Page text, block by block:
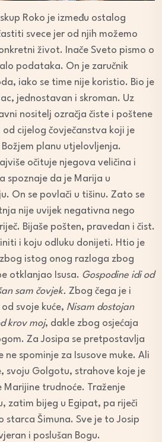
Roko je između ostalog
svece jer od njih možemo
život. Inače Sveto pismo o
podataka. On je zaručnik
iako se time nije koristio. Bio je
jednostavan i skroman. Uz
nositelj ozračja čiste i poštene
cijelog čovječanstva koji je
planu utjelovljenja.
očituje njegova veličina i
spoznaje da je Marija u
On se povlači u tišinu. Zato se
nije uvijek negativna nego
Bijaše pošten, pravedan i čist.
i koju odluku donijeti. Htio je
istog onog razloga zbog
otklanjao Isusa. Gospodine idi od
sam čovjek. Zbog čega je i
svoje kuće, Nisam dostojan
krov moj, dakle zbog osjećaja
Za Josipa se pretpostavlja
ne spominje za Isusove muke. Ali
svoju Golgotu, strahove koje je
trudnoće. Traženje
zatim bijeg u Egipat, pa riječi
starca Šimuna. Sve je to Josip
i poslušan Bogu.